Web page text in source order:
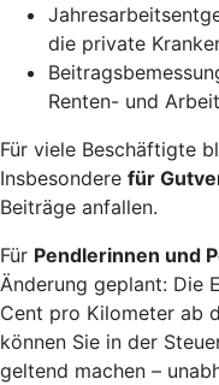
die private
Renten- und
Für viele Beschäftigte
Insbesondere für
Beiträge anfallen.
Für Pendlerinnen und
Änderung geplant: Die
Cent pro Kilometer ab
können Sie in der
geltend machen –